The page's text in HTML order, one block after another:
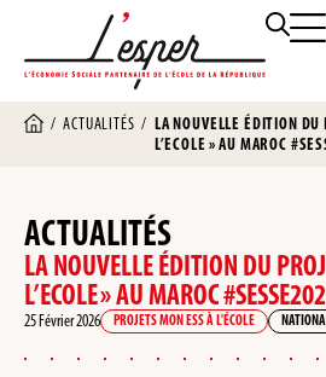
/ACTUALITÉS / LA NOUVELLE ÉDITION DU
L’ECOLE » AU MAROC
ACTUALITÉS
LA NOUVELLE ÉDITION DU
L’ECOLE » AU MAROC
25 Février 2026 PROJETS MON ESS À L'ÉCOLE